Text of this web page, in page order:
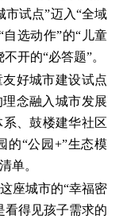
市试点”迈入“全域
选动作”的“儿童
开的“必答题”。
好城市建设试点
念融入城市发展
、鼓楼建华社区
的“公园+”生态模
单。
座城市的“幸福密
看得见孩子需求的